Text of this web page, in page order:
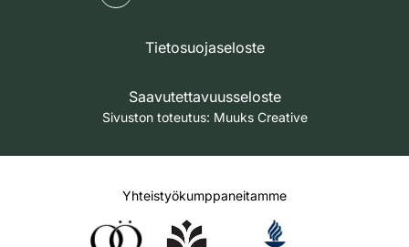
Tietosuojaseloste
Saavutettavuusseloste
Sivuston toteutus: Muuks Creative
Yhteistyökumppaneitamme